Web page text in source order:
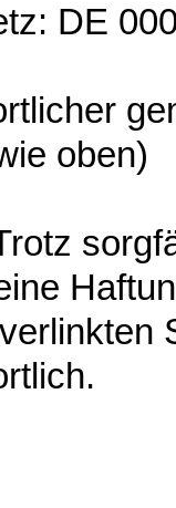
DE
oben)